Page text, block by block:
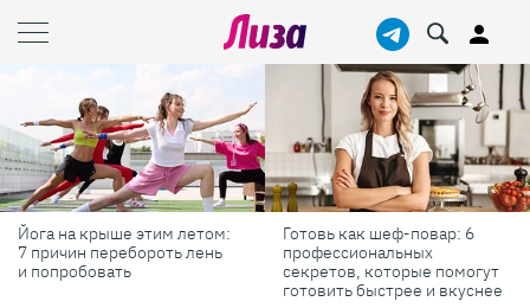
Йога на крыше этим летом:
7 причин перебороть лень
и попробовать
Готовь как шеф-повар: 6
профессиональных
секретов, которые помогут
готовить быстрее и вкуснее